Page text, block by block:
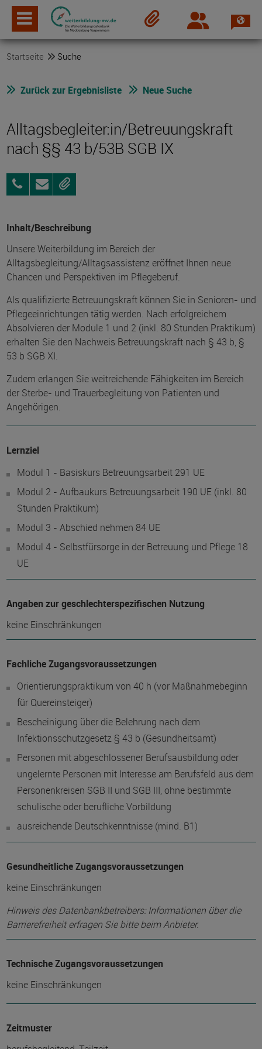
Login
Startseite Suche
Zurück zur Ergebnisliste Neue Suche
Alltagsbegleiter:in/Betreuungskraft
nach §§ 43 b/53B SGB IX
015146332290
AnfragenMerken
Inhalt/Beschreibung
Unsere Weiterbildung im Bereich der
Alltagsbegleitung/Alltagsassistenz eröffnet Ihnen neue
Chancen und Perspektiven im Pflegeberuf.
Als qualifizierte Betreuungskraft können Sie in Senioren- und
Pflegeeinrichtungen tätig werden. Nach erfolgreichem
Absolvieren der Module 1 und 2 (inkl. 80 Stunden Praktikum)
erhalten Sie den Nachweis Betreuungskraft nach § 43 b, §
53 b SGB XI.
Zudem erlangen Sie weitreichende Fähigkeiten im Bereich
der Sterbe- und Trauerbegleitung von Patienten und
Angehörigen.
Lernziel
Modul 1 - Basiskurs Betreuungsarbeit 291 UE
Modul 2 - Aufbaukurs Betreuungsarbeit 190 UE (inkl. 80
Stunden Praktikum)
Modul 3 - Abschied nehmen 84 UE
Modul 4 - Selbstfürsorge in der Betreuung und Pflege 18
UE
Angaben zur geschlechterspezifischen Nutzung
keine Einschränkungen
Fachliche Zugangsvoraussetzungen
Orientierungspraktikum von 40 h (vor Maßnahmebeginn
für Quereinsteiger)
Bescheinigung über die Belehrung nach dem
Infektionsschutzgesetz § 43 b (Gesundheitsamt)
Personen mit abgeschlossener Berufsausbildung oder
ungelernte Personen mit Interesse am Berufsfeld aus dem
Personenkreisen SGB II und SGB III, ohne bestimmte
schulische oder berufliche Vorbildung
ausreichende Deutschkenntnisse (mind. B1)
Gesundheitliche Zugangsvoraussetzungen
keine Einschränkungen
Hinweis des Datenbankbetreibers: Informationen über die
Barrierefreiheit erfragen Sie bitte beim Anbieter.
Technische Zugangsvoraussetzungen
keine Einschränkungen
Zeitmuster